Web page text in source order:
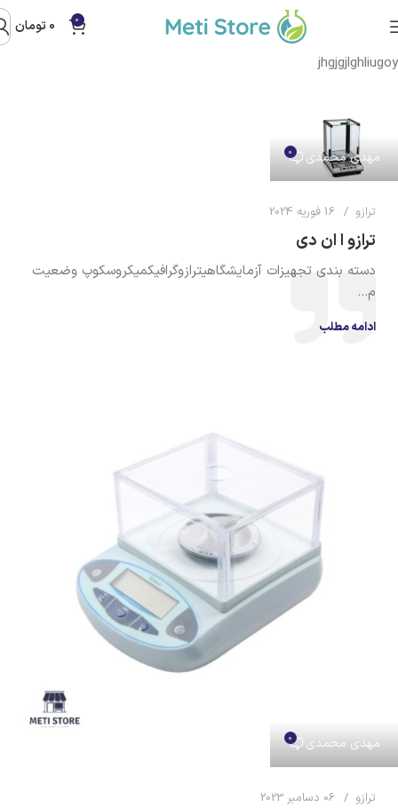
0
0تومان
jhgjgjlghliugoy
مهدی محمدی 0
ترازو 16 فوریه 2024
ترازو ا ان دی
دسته بندی تجهیزات آزمایشگاهیترازوگرافیکمیکروسکوپ وضعیت
م...
ادامه مطلب
مهدی محمدی 0
ترازو 06 دسامبر 2023